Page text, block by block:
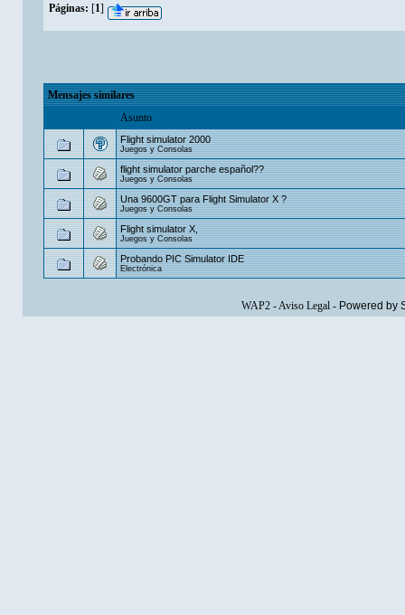
Páginas: [1]
Mensajes similares
Asunto
Flight simulator 2000
Juegos y Consolas
flight simulator parche español??
Juegos y Consolas
Una 9600GT para Flight Simulator X ?
Juegos y Consolas
Flight simulator X,
Juegos y Consolas
Probando PIC Simulator IDE
Electrónica
WAP2-Aviso Legal- Powered by